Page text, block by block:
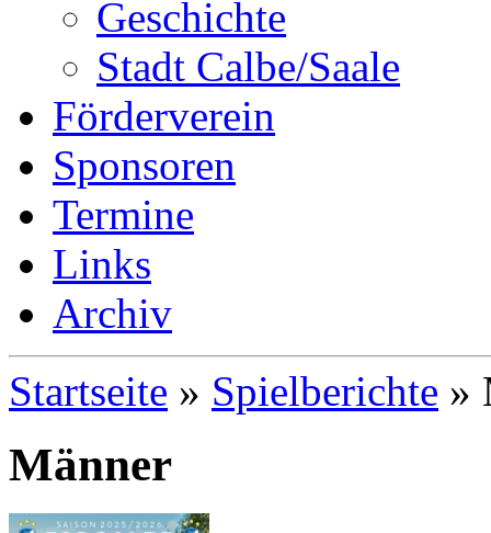
Geschichte
Stadt Calbe/Saale
Förderverein
Sponsoren
Termine
Links
Archiv
Startseite » Spielberichte »
Männer